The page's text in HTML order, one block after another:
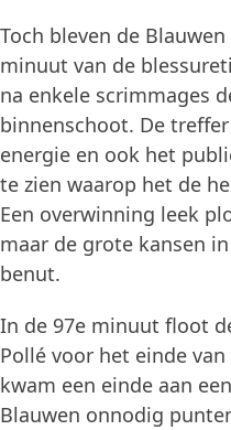
Toch bleven de
minuut van de
na enkele scrimmages
binnenschoot. De
energie en ook het
te zien waarop het de
Een overwinning leek
maar de grote kansen
benut.
In de 97e minuut floot
Pollé voor het einde
kwam een einde aan
Blauwen onnodig